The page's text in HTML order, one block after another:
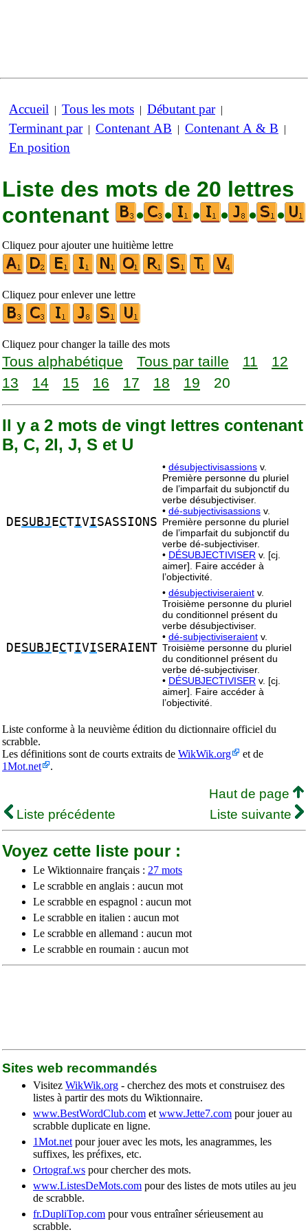
Accueil | Tous les mots | Débutant par|
Terminant par| Contenant AB | Contenant A & B |
En position
Liste des mots de 20 lettres
contenant
• • • • • •
Cliquez pour ajouter une huitième lettre
Cliquez pour enlever une lettre
Cliquez pour changer la taille des mots
Tous alphabétique Tous par taille 11
12
13
14 15 16 17 18 19 20
Il y a 2 mots de vingt lettres contenant
B, C, 2I, J, S et U
DESUBJ ECTIVISASSIONS
• désubjectivisassions v.
Première personne du pluriel
de l’imparfait du subjonctif du
verbe désubjectiviser.
• dé-subjectivisassions v.
Première personne du pluriel
de l’imparfait du subjonctif du
verbe dé-subjectiviser.
• DÉSUBJECTIVISER v. [cj.
aimer]. Faire accéder à
l’objectivité.
DESUBJ ECTIVISERAIENT
• désubjectiviseraient v.
Troisième personne du pluriel
du conditionnel présent du
verbe désubjectiviser.
• dé-subjectiviseraient v.
Troisième personne du pluriel
du conditionnel présent du
verbe dé-subjectiviser.
• DÉSUBJECTIVISER v. [cj.
aimer]. Faire accéder à
l’objectivité.
Liste conforme à la neuvième édition du dictionnaire officiel du
scrabble.
Les définitions sont de courts extraits de WikWik.org
et de
1Mot.net
.
Haut de page
Liste précédente
Liste suivante
Voyez cette liste pour :
Le Wiktionnaire français : 27 mots
Le scrabble en anglais : aucun mot
Le scrabble en espagnol : aucun mot
Le scrabble en italien : aucun mot
Le scrabble en allemand : aucun mot
Le scrabble en roumain : aucun mot
Sites web recommandés
Visitez WikWik.org - cherchez des mots et construisez des
listes à partir des mots du Wiktionnaire.
www.BestWordClub.com et www.Jette7.com pour jouer au
scrabble duplicate en ligne.
1Mot.net pour jouer avec les mots, les anagrammes, les
suffixes, les préfixes, etc.
Ortograf.ws pour chercher des mots.
www.ListesDeMots.com pour des listes de mots utiles au jeu
de scrabble.
fr.DupliTop.com pour vous entraîner sérieusement au
scrabble.